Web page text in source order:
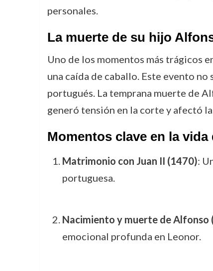
personales.
La muerte de su hijo
Uno de los momentos más trágicos
una caída de caballo. Este evento
portugués. La temprana muerte de
generó tensión en la corte y afectó
Momentos clave en la vida
Matrimonio con Juan II (1470):
portuguesa.
Nacimiento y muerte de Alfonso
emocional profunda en Leonor.